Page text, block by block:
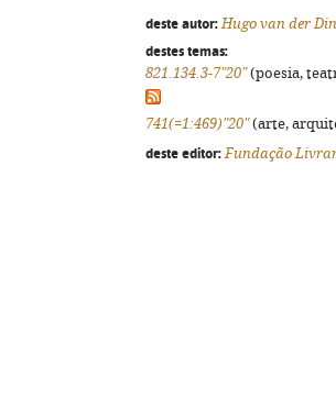
deste autor: Hugo van der
destes temas:
821.134.3-7"20"(poesia,
741(=1:469)"20"(arte,
deste editor: Fundação